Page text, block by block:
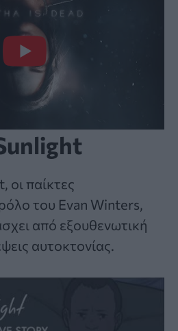
οι παίκτες
του Evan Winters,
από εξουθενωτική
αυτοκτονίας.